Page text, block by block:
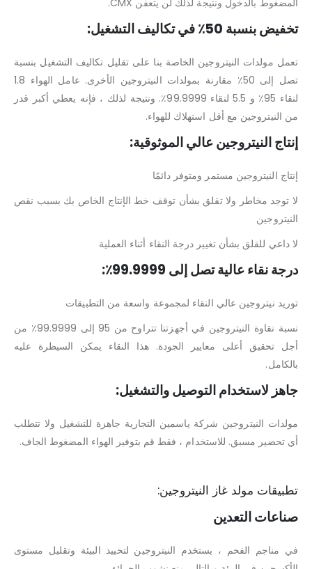
تخفيض بنسبة 50٪ في تكاليف التشغيل:
تعمل مولدات النيتروجين الخاصة بنا على تقليل تكاليف التشغيل بنسبة
تصل إلى 50٪ مقارنة بمولدات النيتروجين الأخرى. عامل الهواء 1.8
لنقاء 95٪ و 5.5 لنقاء 99.9999٪. ونتيجة لذلك ، فإنه يعطي أكبر قدر
من النيتروجين مع أقل استهلاك للهواء.
إنتاج النيتروجين عالي الموثوقية:
إنتاج النيتروجين مستمر ومتوفر دائمًا
لا توجد مخاطر ولا تقلق بشأن توقف خط الإنتاج الخاص بك بسبب نقص
النيتروجين
لا داعي للقلق بشأن تغيير درجة النقاء أثناء العملية
درجة نقاء عالية تصل إلى 99.9999٪:
توريد نيتروجين عالي النقاء لمجموعة واسعة من التطبيقات
نسبة نقاوة النيتروجين في أجهزتنا تتراوح من 95 إلى 99.9999٪ من
أجل تحقيق أعلى معايير الجودة. هذا النقاء يمكن السيطرة عليه
بالكامل.
جاهز لاستخدام التوصيل والتشغيل:
مولدات النيتروجين شركة ياسمين التجارية جاهزة للتشغيل ولا تتطلب
أي تحضير مسبق. للاستخدام ، فقط قم بتوفير الهواء المضغوط الجاف.
تطبيقات مولد غاز النيتروجين:
صناعات التعدين
في مناجم الفحم ، يستخدم النيتروجين لتحييد البيئة وتقليل مستوى